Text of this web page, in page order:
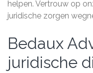
helpen. Vertrouw op
juridische zorgen
Bedaux
juridische